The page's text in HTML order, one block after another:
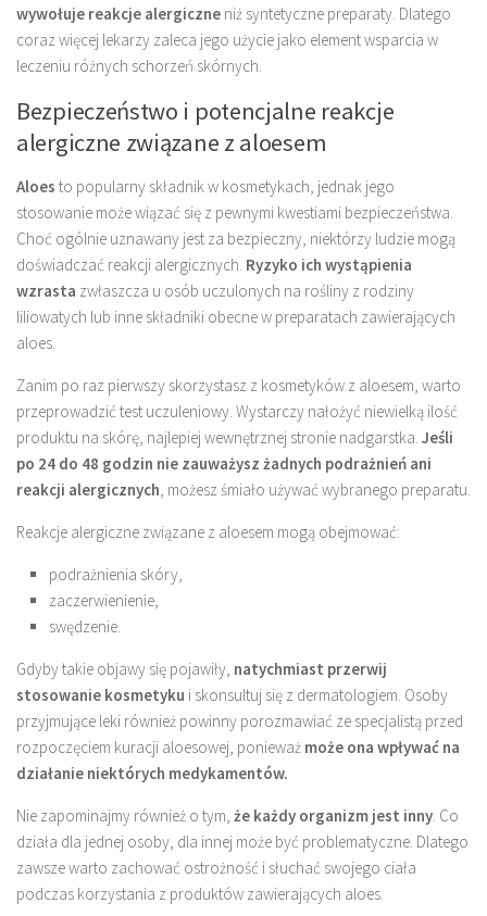
wywołuje reakcje alergiczne niż syntetyczne preparaty. Dlatego
coraz więcej lekarzy zaleca jego użycie jako element wsparcia w
leczeniu różnych schorzeń skórnych.
Bezpieczeństwo i potencjalne reakcje
alergiczne związane z aloesem
Aloes to popularny składnik w kosmetykach, jednak jego
stosowanie może wiązać się z pewnymi kwestiami bezpieczeństwa.
Choć ogólnie uznawany jest za bezpieczny, niektórzy ludzie mogą
doświadczać reakcji alergicznych. Ryzyko ich wystąpienia
wzrasta zwłaszcza u osób uczulonych na rośliny z rodziny
liliowatych lub inne składniki obecne w preparatach zawierających
aloes.
Zanim po raz pierwszy skorzystasz z kosmetyków z aloesem, warto
przeprowadzić test uczuleniowy. Wystarczy nałożyć niewielką ilość
produktu na skórę, najlepiej wewnętrznej stronie nadgarstka. Jeśli
po 24 do 48 godzin nie zauważysz żadnych podrażnień ani
reakcji alergicznych, możesz śmiało używać wybranego preparatu.
Reakcje alergiczne związane z aloesem mogą obejmować:
podrażnienia skóry,
zaczerwienienie,
swędzenie.
Gdyby takie objawy się pojawiły, natychmiast przerwij
stosowanie kosmetyku i skonsultuj się z dermatologiem. Osoby
przyjmujące leki również powinny porozmawiać ze specjalistą przed
rozpoczęciem kuracji aloesowej, ponieważ może ona wpływać na
działanie niektórych medykamentów.
Nie zapominajmy również o tym, że każdy organizm jest inny. Co
działa dla jednej osoby, dla innej może być problematyczne. Dlatego
zawsze warto zachować ostrożność i słuchać swojego ciała
podczas korzystania z produktów zawierających aloes.